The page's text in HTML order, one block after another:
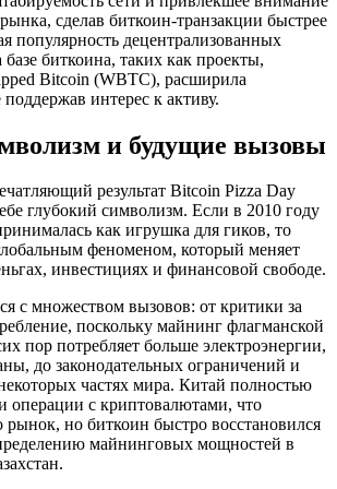
сделав биткоин-транзакции быстрее
популярность децентрализованных
биткоина, таких как проекты,
Bitcoin (WBTC), расширила
интерес к активу.
и будущие вызовы
результат Bitcoin Pizza Day
глубокий символизм. Если в 2010 году
как игрушка для гиков, то
феноменом, который меняет
инвестициях и финансовой свободе.
с множеством вызовов: от критики за
поскольку майнинг флагманской
пор потребляет больше электроэнергии,
до законодательных ограничений и
частях мира. Китай полностью
операции с криптовалютами, что
рынок, но биткоин быстро восстановился
майнинговых мощностей в